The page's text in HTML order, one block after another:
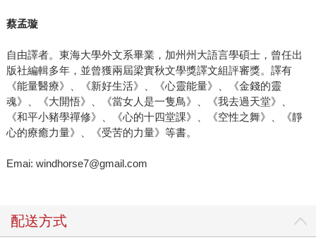
蔡孟璇
自由譯者。東海大學外文系畢業，加州州大語言學碩士，曾任出
版社編輯多年，並曾獲兩屆梁實秋文學獎譯文組評審獎。譯有
《能量醫療》、《新好生活》、《心靈能量》、《金錢的靈
魂》、《大開悟》、《當女人是一隻鳥》、《我去過天堂》、
《和平小豬學禪修》、《心的十四堂課》、《空性之舞》、《靜
心的療癒力量》、《受苦的力量》等書。
Emai: windhorse7@gmail.com
配送方式